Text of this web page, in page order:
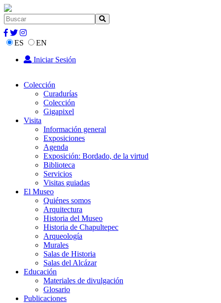
ES
EN
Iniciar Sesión
Colección
Curadurías
Colección
Gigapixel
Visita
Información general
Exposiciones
Agenda
Exposición: Bordado, de la virtud
Biblioteca
Servicios
Visitas guiadas
El Museo
Quiénes somos
Arquitectura
Historia del Museo
Historia de Chapultepec
Arqueología
Murales
Salas de Historia
Salas del Alcázar
Educación
Materiales de divulgación
Glosario
Publicaciones